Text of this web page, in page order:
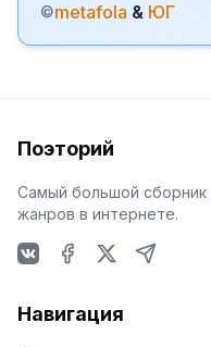
©metafola & ЮГ
Поэторий
Самый большой сборник
жанров в интернете.
Навигация